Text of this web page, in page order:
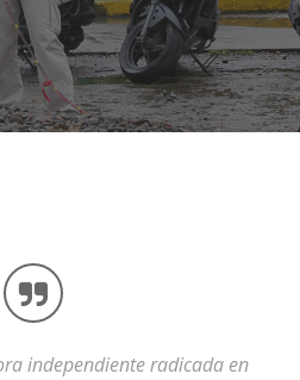
independiente radicada en